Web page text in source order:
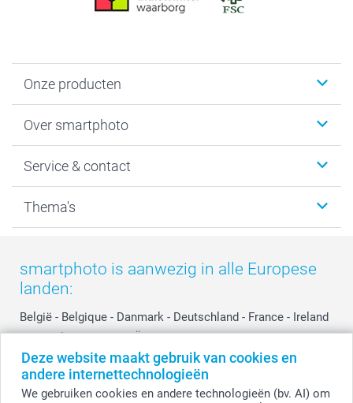
Deze website maakt gebruik van cookies en
andere internettechnologieën
We gebruiken cookies en andere technologieën (bv. AI) om
Onze producten
Fotoboeken
Fotocadeaus
Kaarten
Over smartphoto
Vacatures
Bestelproces
Privacy
Cookiebeleid
Reviews
Prijslijst
Investor Relations
Service & contact
Tevredenheidsgarantie
smartbonus
smartfriends
service@smartphoto.nl
Affiliate partnerprogramma
Partnerships
Influencer partnerprogramma
Thema's
Moederdag
Vaderdag
Huwelijk
smartphoto is aanwezig in alle Europese
landen:
België - Belgique - Danmark - Deutschland - France - Ireland
- Nederland - Norge - Österreich - Schweiz - Suisse -
Switzerland - Suomi - Sverige - United Kingdom -
Other Countries